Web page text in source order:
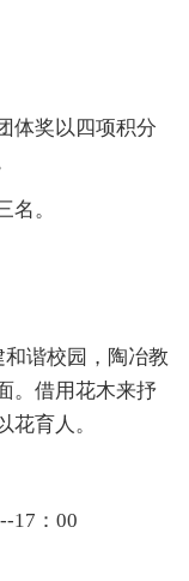
体奖以四项积分
名。
谐校园，陶冶教
。借用花木来抒
花育人。
17：00